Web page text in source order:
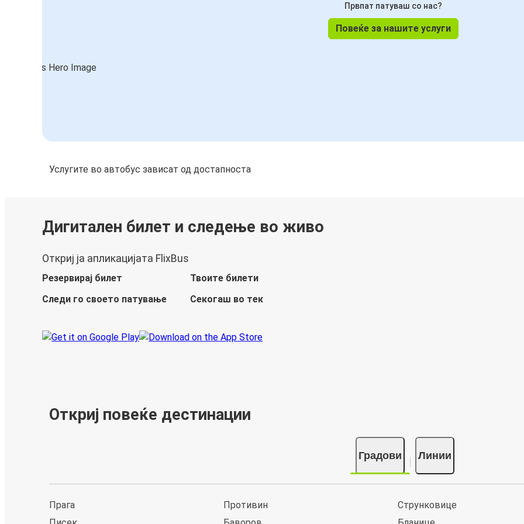
Првпат патуваш со нас?
Повеќе за нашите услуги
Услугите во автобус зависат од достапноста
Дигитален билет и следење во живо
Откриј ја апликацијата FlixBus
Резервирај билет
Твоите билети
Следи го своето патување
Секогаш во тек
Откриј повеќе дестинации
Градови Линии
Прага
Противин
Струнковице